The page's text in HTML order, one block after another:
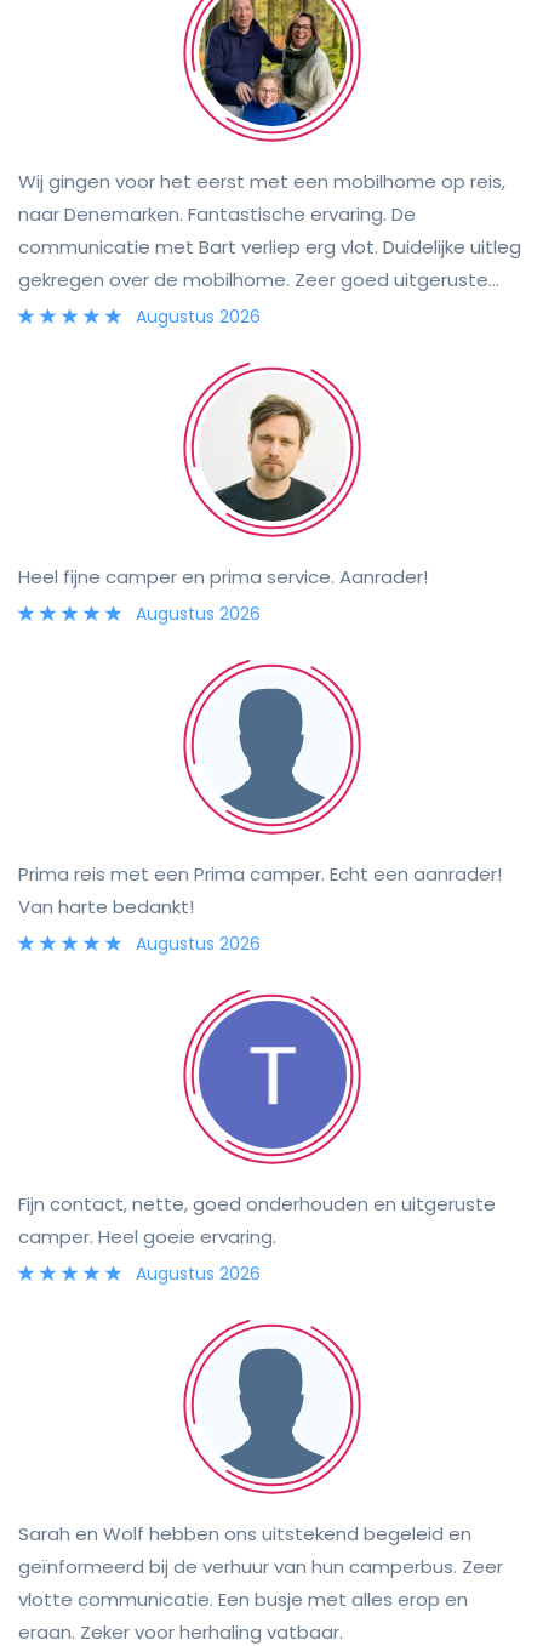
Wij gingen voor het eerst met een mobilhome op reis,
naar Denemarken. Fantastische ervaring. De
communicatie met Bart verliep erg vlot. Duidelijke uitleg
gekregen over de mobilhome. Zeer goed uitgeruste
mobilhome, comfortabele bedden, goed uitgeruste
Augustus 2026
Heel fijne camper en prima service. Aanrader!
Augustus 2026
Prima reis met een Prima camper. Echt een aanrader!
Van harte bedankt!
Augustus 2026
Fijn contact, nette, goed onderhouden en uitgeruste
camper. Heel goeie ervaring.
Augustus 2026
Sarah en Wolf hebben ons uitstekend begeleid en
geïnformeerd bij de verhuur van hun camperbus. Zeer
vlotte communicatie. Een busje met alles erop en
eraan. Zeker voor herhaling vatbaar.